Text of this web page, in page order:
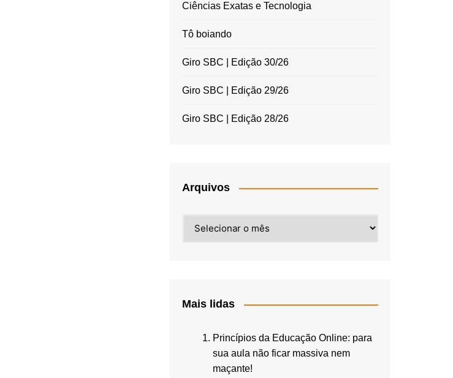
Ciências Exatas e Tecnologia
Tô boiando
Giro SBC | Edição 30/26
Giro SBC | Edição 29/26
Giro SBC | Edição 28/26
Arquivos
Mais lidas
Princípios da Educação Online: para
sua aula não ficar massiva nem
maçante!